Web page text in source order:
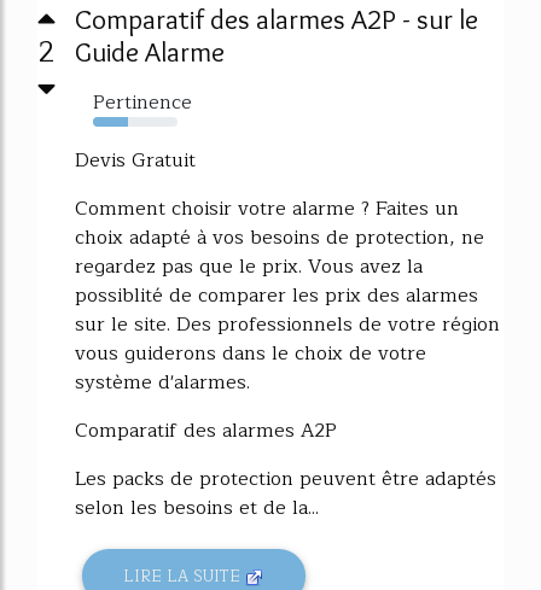
2
Comparatif des alarmes A2P - sur le
Guide Alarme
Pertinence
41%
Devis Gratuit
Comment choisir votre alarme ? Faites un
choix adapté à vos besoins de protection, ne
regardez pas que le prix. Vous avez la
possiblité de comparer les prix des alarmes
sur le site. Des professionnels de votre région
vous guiderons dans le choix de votre
système d'alarmes.
Comparatif des alarmes A2P
Les packs de protection peuvent être adaptés
selon les besoins et de la...
LIRE LA SUITE